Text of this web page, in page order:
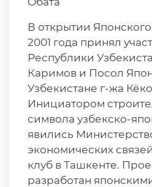
В открытии Японского
2001 года принял
Республики
Каримов и Посол
Узбекистане г-жа
Инициатором
символа узбекско-
явились
экономических
клуб в Ташкенте.
разработан